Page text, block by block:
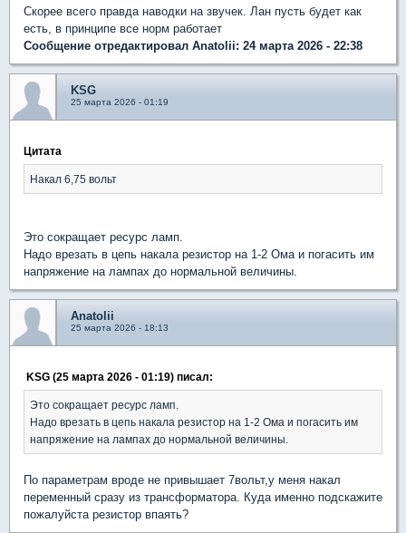
Скорее всего правда наводки на звучек. Лан пусть будет как
есть, в принципе все норм работает
Сообщение отредактировал Anatolii: 24 марта 2026 - 22:38
KSG
25 марта 2026 - 01:19
Цитата
Накал 6,75 вольт
Это сокращает ресурс ламп.
Надо врезать в цепь накала резистор на 1-2 Ома и погасить им
напряжение на лампах до нормальной величины.
Anatolii
25 марта 2026 - 18:13
KSG (25 марта 2026 - 01:19) писал:
Это сокращает ресурс ламп.
Надо врезать в цепь накала резистор на 1-2 Ома и погасить им
напряжение на лампах до нормальной величины.
По параметрам вроде не привышает 7вольт,у меня накал
переменный сразу из трансформатора. Куда именно подскажите
пожалуйста резистор впаять?